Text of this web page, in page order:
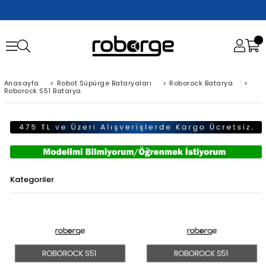
Anasayfa > Robot Süpürge Bataryaları > Roborock Batarya
>
Roborock S51 Batarya
Kategoriler